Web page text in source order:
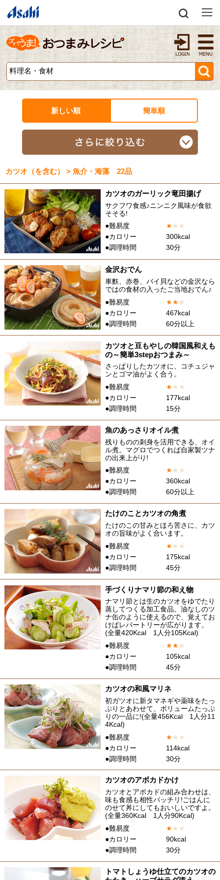
新しい順 簡単順
カツオ（を含む） > 魚介・海藻 22品
カツオのガーリック竜田揚げ
サクフワ食感♪ニンニク風味が食欲
そそる!
●難易度
★★ ★
●カロリー
300kcal
●調理時間
30分
金沢おでん
車麩、赤巻、バイ貝などの金沢なら
ではの食材の入ったご当地おでん♪
●難易度
★★★
●カロリー
467kcal
●調理時間
60分以上
カツオと豆もやしの韓国風和えも
の～簡単3stepおつまみ～
さっぱりしたカツオに、コチュジャ
ンとゴマ油がよく合う。
●難易度
★★ ★
●カロリー
177kcal
●調理時間
15分
魚のあっさりオイル煮
残りものの刺身を活用できる、オイ
ル煮。マグロでつくれば自家製ツナ
の出来上がり!
●難易度
★★ ★
●カロリー
360kcal
●調理時間
60分以上
たけのことカツオの角煮
たけのこの甘みとほろ苦さに、カツ
オの旨味がよく合います。
●難易度
★★ ★
●カロリー
175kcal
●調理時間
45分
手づくりナマリ節の和え物
ナマリ節とは生のカツオをゆでたり
蒸してつくる加工食品。油なしのツ
ナ缶のように使えるので、覚えてお
けばレパートリーが広がります。
(全量420Kcal 1人分105Kcal)
●難易度
★★★
●カロリー
105kcal
●調理時間
45分
カツオの和風マリネ
初ガツオに新タマネギや薬味をたっ
ぷりとあわせて、ボリュームたっぷ
りの一品に!(全量456Kcal 1人分11
4Kcal)
●難易度
★★ ★
●カロリー
114kcal
●調理時間
30分
カツオのアボカドかけ
カツオとアボカドの組み合わせは、
味も食感も相性バッチリ!ごはんに
のせて丼にしてもおいしいですよ。
(全量360Kcal 1人分90Kcal)
●難易度
★★ ★
●カロリー
90kcal
●調理時間
30分
トマトしょうゆ仕立てのカツオの